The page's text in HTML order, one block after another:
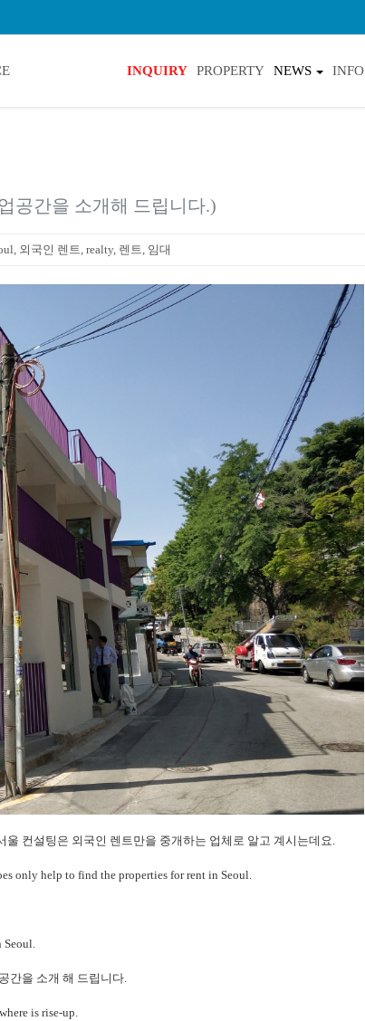
INQUIRY PROPERTY NEWS INFO
공간을 소개해 드립니다.)
외국인 렌트, realty, 렌트, 임대
컨설팅은 외국인 렌트만을 중개하는 업체로 알고 계시는데요.
only help to find the properties for rent in Seoul.
Seoul.
간을 소개 해 드립니다.
is rise-up.